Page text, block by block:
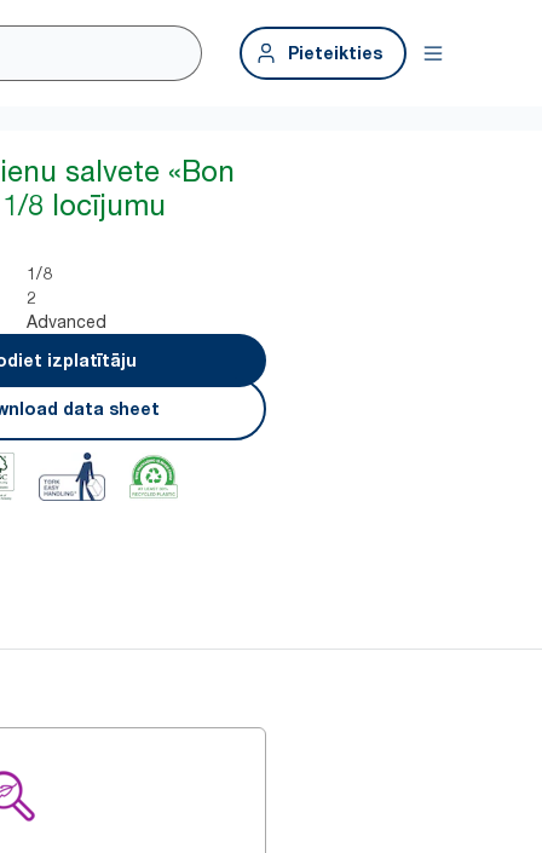
Pieteikties
salvete «Bon
8 locījumu
1/8
2
Advanced
izplatītāju
data sheet